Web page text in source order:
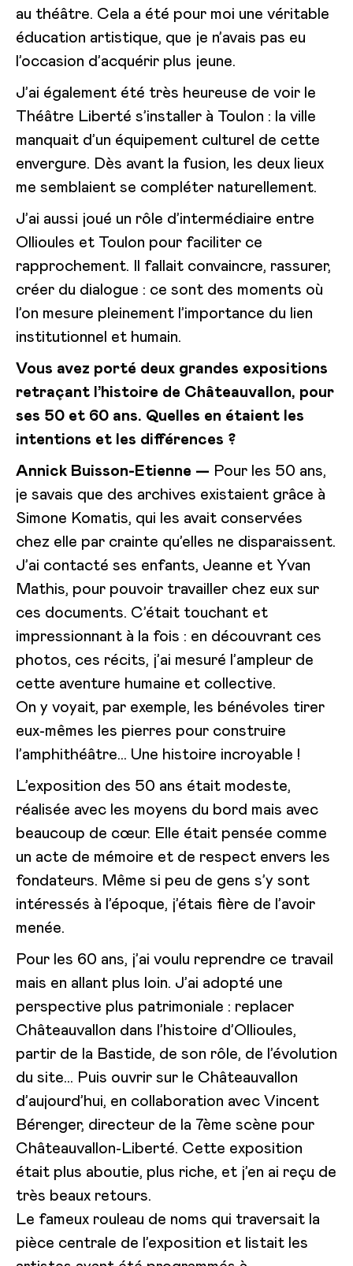
au théâtre. Cela a été pour moi une véritable
éducation artistique, que je n’avais pas eu
l’occasion d’acquérir plus jeune.
J’ai également été très heureuse de voir le
Théâtre Liberté s’installer à Toulon : la ville
manquait d’un équipement culturel de cette
envergure. Dès avant la fusion, les deux lieux
me semblaient se compléter naturellement.
J’ai aussi joué un rôle d’intermédiaire entre
Ollioules et Toulon pour faciliter ce
rapprochement. Il fallait convaincre, rassurer,
créer du dialogue : ce sont des moments où
l’on mesure pleinement l’importance du lien
institutionnel et humain.
Vous avez porté deux grandes expositions
retraçant l’histoire de Châteauvallon, pour
ses 50 et 60 ans. Quelles en étaient les
intentions et les différences ?
Annick Buisson-Etienne — Pour les 50 ans,
je savais que des archives existaient grâce à
Simone Komatis, qui les avait conservées
chez elle par crainte qu’elles ne disparaissent.
J’ai contacté ses enfants, Jeanne et Yvan
Mathis, pour pouvoir travailler chez eux sur
ces documents. C’était touchant et
impressionnant à la fois : en découvrant ces
photos, ces récits, j’ai mesuré l’ampleur de
cette aventure humaine et collective.
On y voyait, par exemple, les bénévoles tirer
eux-mêmes les pierres pour construire
l’amphithéâtre… Une histoire incroyable !
L’exposition des 50 ans était modeste,
réalisée avec les moyens du bord mais avec
beaucoup de cœur. Elle était pensée comme
un acte de mémoire et de respect envers les
fondateurs. Même si peu de gens s’y sont
intéressés à l’époque, j’étais fière de l’avoir
menée.
Pour les 60 ans, j’ai voulu reprendre ce travail
mais en allant plus loin. J’ai adopté une
perspective plus patrimoniale : replacer
Châteauvallon dans l’histoire d’Ollioules,
partir de la Bastide, de son rôle, de l’évolution
du site… Puis ouvrir sur le Châteauvallon
d’aujourd’hui, en collaboration avec Vincent
Bérenger, directeur de la 7ème scène pour
Châteauvallon-Liberté. Cette exposition
était plus aboutie, plus riche, et j’en ai reçu de
très beaux retours.
Le fameux rouleau de noms qui traversait la
pièce centrale de l’exposition et listait les